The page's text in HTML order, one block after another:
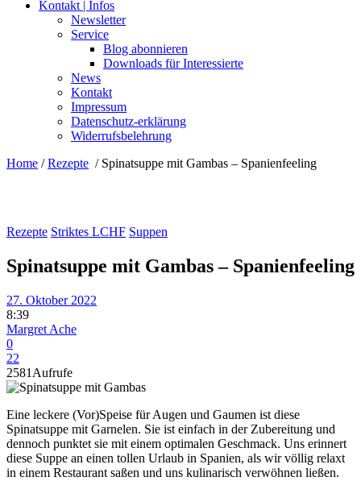
Kontakt | Infos
Newsletter
Service
Blog abonnieren
Downloads für Interessierte
News
Kontakt
Impressum
Datenschutz-erklärung
Widerrufsbelehrung
Home /Rezepte / Spinatsuppe mit Gambas – Spanienfeeling
Rezepte Striktes LCHF Suppen
Spinatsuppe mit Gambas – Spanienfeeling
27. Oktober 2022
8:39
Margret Ache
0
22
2581 Aufrufe
Eine leckere (Vor)Speise für Augen und Gaumen ist diese
Spinatsuppe mit Garnelen. Sie ist einfach in der Zubereitung und
dennoch punktet sie mit einem optimalen Geschmack. Uns erinnert
diese Suppe an einen tollen Urlaub in Spanien, als wir völlig relaxt
in einem Restaurant saßen und uns kulinarisch verwöhnen ließen.